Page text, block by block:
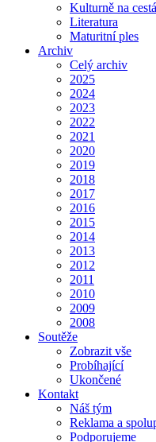
Kulturně na
Literatura
Maturitní ples
Archiv
Celý archiv
2025
2024
2023
2022
2021
2020
2019
2018
2017
2016
2015
2014
2013
2012
2011
2010
2009
2008
Soutěže
Zobrazit vše
Probíhající
Ukončené
Kontakt
Náš tým
Reklama a
Podporujeme